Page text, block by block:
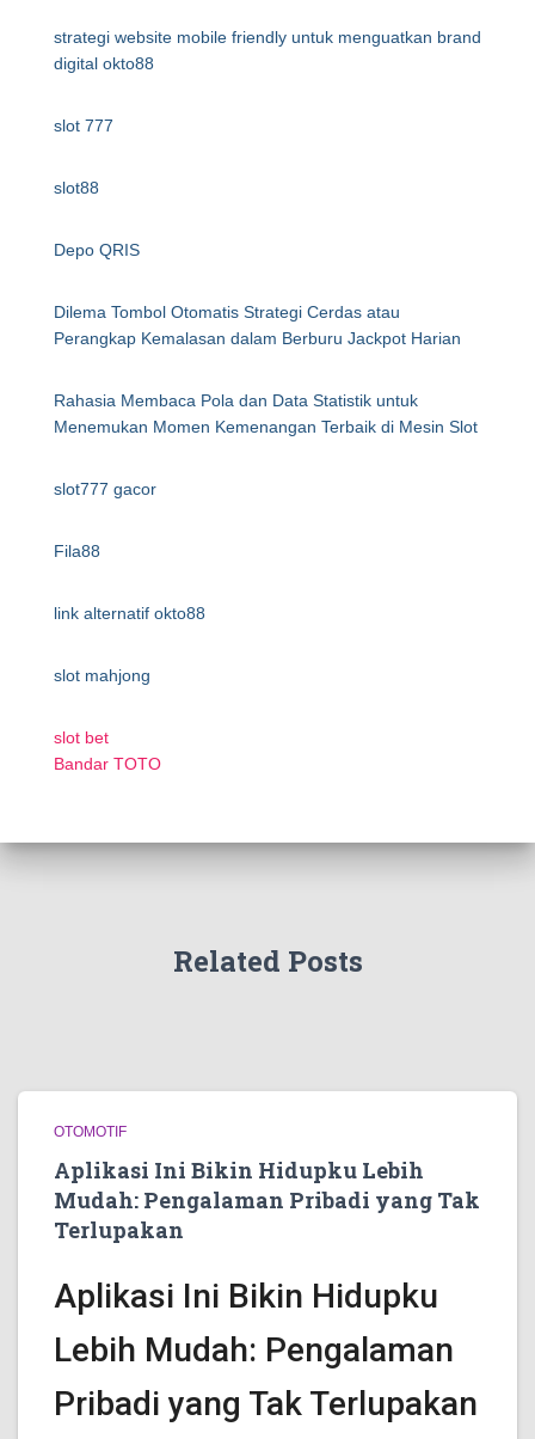
strategi website mobile friendly untuk menguatkan brand
digital okto88
slot 777
slot88
Depo QRIS
Dilema Tombol Otomatis Strategi Cerdas atau
Perangkap Kemalasan dalam Berburu Jackpot Harian
Rahasia Membaca Pola dan Data Statistik untuk
Menemukan Momen Kemenangan Terbaik di Mesin Slot
slot777 gacor
Fila88
link alternatif okto88
slot mahjong
slot bet
Bandar TOTO
Related Posts
OTOMOTIF
Aplikasi Ini Bikin Hidupku Lebih
Mudah: Pengalaman Pribadi yang Tak
Terlupakan
Aplikasi Ini Bikin Hidupku
Lebih Mudah: Pengalaman
Pribadi yang Tak Terlupakan